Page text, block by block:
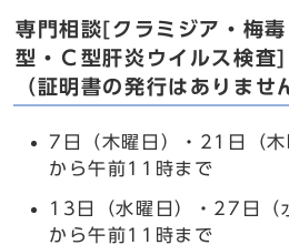
専門相談[クラミジア・梅
型・Ｃ型肝炎ウイルス検査]
（証明書の発行はありませ
7日（木曜日）・21日（
から午前11時まで
13日（水曜日）・27日（
から午前11時まで